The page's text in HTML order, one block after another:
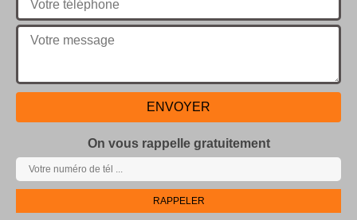
On vous rappelle gratuitement